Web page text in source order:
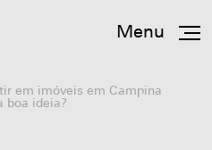
Menu
em imóveis em Campina
boa ideia?